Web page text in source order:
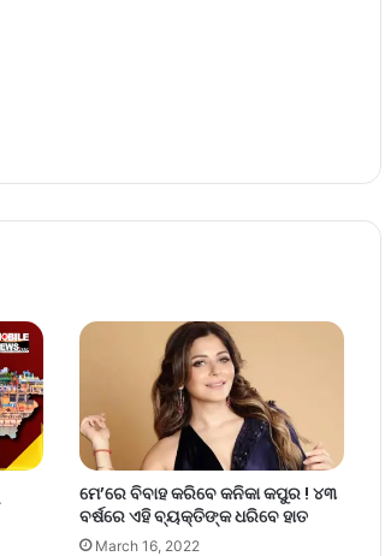
ମେ’ରେ ବିବାହ କରିବେ କନିକା କପୁର ! ୪୩
ବର୍ଷରେ ଏହି ବ୍ୟକ୍ତିଙ୍କ ଧରିବେ ହାତ
March 16, 2022